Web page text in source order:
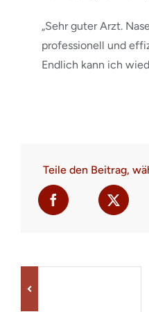
„Sehr guter Arzt.
professionell und
Endlich kann ich
Teile den Beitrag,